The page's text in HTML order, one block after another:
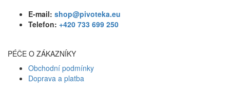
E-mail: shop@pivoteka.eu
Telefon: +420 733 699 250
PÉČE O ZÁKAZNÍKY
Obchodní podmínky
Doprava a platba